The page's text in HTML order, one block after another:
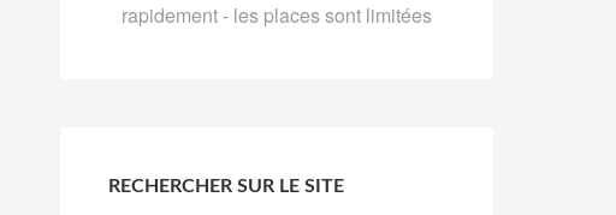
rapidement - les places sont limitées
RECHERCHER SUR LE SITE